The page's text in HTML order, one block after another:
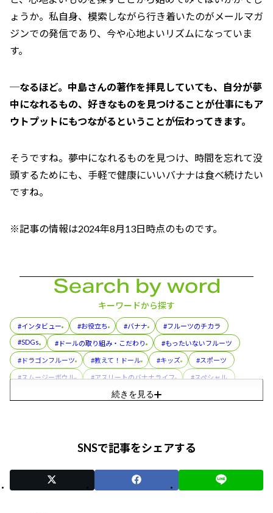
ょうか。私自身、模索しながら行き着いたのがメールマガ
ジンでの発信であり、今や心地よいリズムになっていま
す。
─なるほど。中島さんの著作を拝見していても、自分が夢
中になれるもの、好きなものを見つけることが仕事にもア
ウトプットにもつながるということが伝わってきます。
そうですね。夢中になれるものを見つけ、時間を忘れて没
頭するためにも、手軽で健康にいいバナナは食べ続けたい
ですね。
※記事の情報は2024年8月13日時点のものです。
キーワードから探す
#インタビュー #お役立ち #バナナ
#フルーツのチカラ
#SDGs
#ドールの取り組み・こだわり #もったいないフルーツ
#ドラゴンフルーツ #教えて！ドール #キッズ #スポーツ
#スムージーボウル #アスリートのバナナライフ #スペシャル
#レシピ #パイナップル
#おやこでつくろう！スマイルおやつ #ディッパーズ
続きを見る
SNSで記事をシェアする